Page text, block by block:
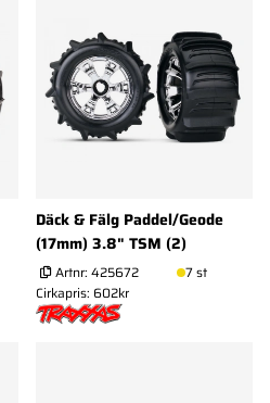
Däck & Fälg Paddel/Geode
(17mm) 3.8" TSM (2)
Artnr: 425672
7 st
Cirkapris: 602kr